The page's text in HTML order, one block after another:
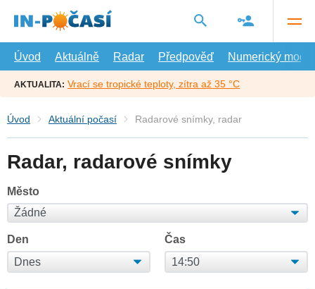
hlavní
Úvod
Aktuálně Radar Předpověď Numerický model
AKTUALITA: Vrací se tropické teploty, zítra až 35 °C
Úvod Aktuální počasí Radarové snímky, radar
Radar, radarové snímky
Město
Den Čas